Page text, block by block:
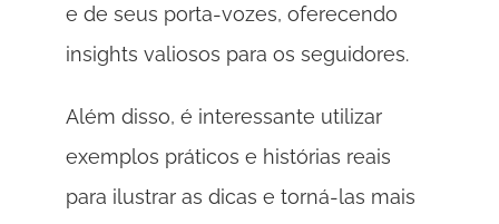
e de seus porta-vozes, oferecendo
insights valiosos para os seguidores.
Além disso, é interessante utilizar
exemplos práticos e histórias reais
para ilustrar as dicas e torná-las mais